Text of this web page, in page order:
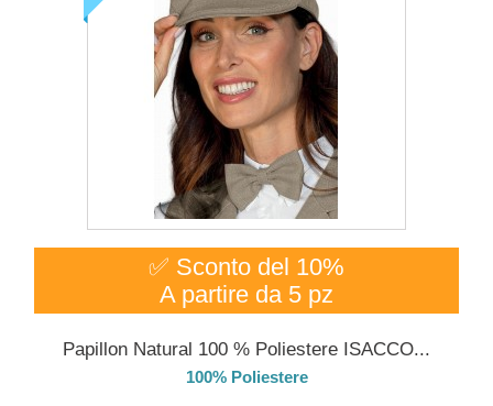
✅ Sconto del 10%
A partire da 5 pz
Papillon Natural 100 % Poliestere ISACCO...
100% Poliestere